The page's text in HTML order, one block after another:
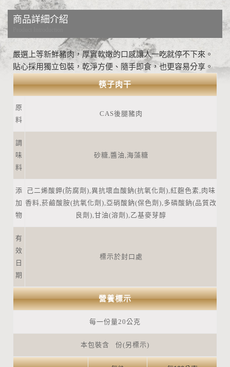
商品詳細介紹
嚴選上等新鮮豬肉，厚實軟嫩的口感讓人一吃就停不下來。
貼心採用獨立包裝，乾淨方便、隨手即食，也更容易分享。
筷子肉干
原
料
CAS後腿豬肉
調
味
料
砂糖,醬油,海藻糖
添
加
物
己二烯酸鉀(防腐劑),異抗壞血酸鈉(抗氧化劑),紅麴色素,肉味
香料,菸鹼酸胺(抗氧化劑),亞硝酸鈉(保色劑),多磷酸鈉(品質改
良劑),甘油(溶劑),乙基麥芽醇
有
效
日
期
標示於封口處
營養標示
每一份量20公克
本包裝含 份(另標示)